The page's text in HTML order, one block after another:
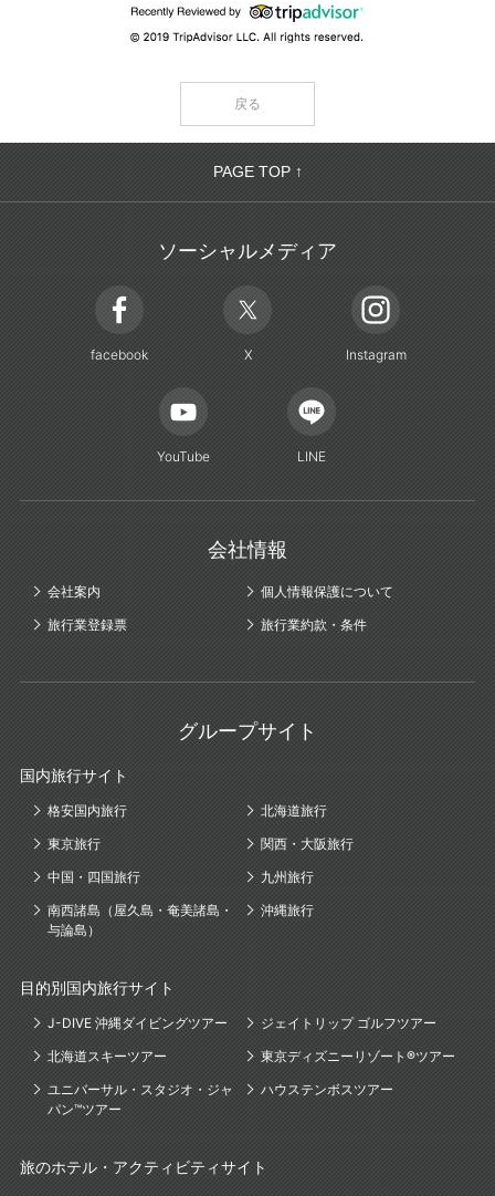
戻る
PAGE TOP ↑
ソーシャルメディア
facebook X Instagram
YouTube LINE
会社情報
会社案内
個人情報保護について
旅行業登録票
旅行業約款・条件
グループサイト
国内旅行サイト
格安国内旅行
北海道旅行
東京旅行
関西・大阪旅行
中国・四国旅行
九州旅行
南西諸島（屋久島・奄美諸島・
与論島）
沖縄旅行
目的別国内旅行サイト
J-DIVE 沖縄ダイビングツアー
ジェイトリップ ゴルフツアー
北海道スキーツアー
東京ディズニーリゾート®ツアー
ユニバーサル・スタジオ・ジャ
パン™ツアー
ハウステンボスツアー
旅のホテル・アクティビティサイト